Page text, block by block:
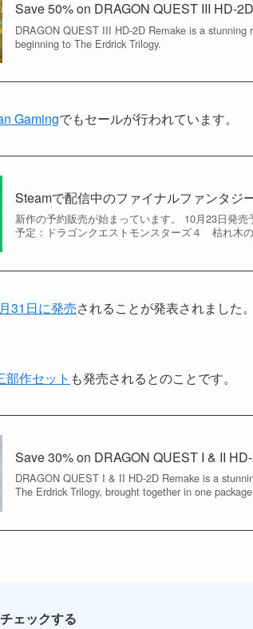
Save 50% on DRAGON QUEST III HD-
DRAGON QUEST III HD-2D Remake is a
beginning to The Erdrick Trilogy.
Gamingでもセールが行われています。
Steamで配信中のファイナルファンタジ
新作の予約販売が始まっています。 10月23日発
予定：ドラゴンクエストモンスターズ４ 枯れ木
31日に発売されることが発表されました
部作セット も発売されるとのことです。
Save 30% on DRAGON QUEST I & II
DRAGON QUEST I & II HD-2D Remake is a
The Erdrick Trilogy, brought together in one
ェックする